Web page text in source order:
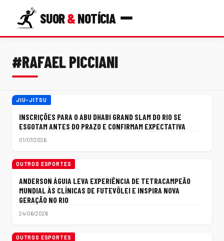
SUOR&NOTÍCIA
#RAFAEL PICCIANI
JIU-JITSU
INSCRIÇÕES PARA O ABU DHABI GRAND SLAM DO RIO SE
ESGOTAM ANTES DO PRAZO E CONFIRMAM EXPECTATIVA
01/07/2026
OUTROS ESPORTES
ANDERSON ÁGUIA LEVA EXPERIÊNCIA DE TETRACAMPEÃO
MUNDIAL ÀS CLÍNICAS DE FUTEVÔLEI E INSPIRA NOVA
GERAÇÃO NO RIO
24/06/2026
OUTROS ESPORTES